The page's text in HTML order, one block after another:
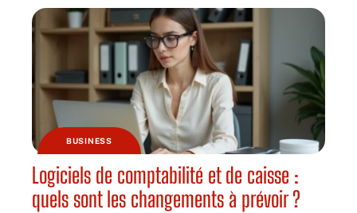
BUSINESS
Logiciels de comptabilité et de caisse :
quels sont les changements à prévoir ?